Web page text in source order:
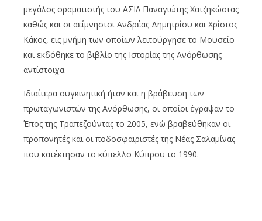
μεγάλος οραματιστής του ΑΣΙΛ Παναγιώτης Χατζηκώστας
καθώς και οι αείμνηστοι Ανδρέας Δημητρίου και Χρίστος
Κάκος, εις μνήμη των οποίων λειτούργησε το Μουσείο
και εκδόθηκε το βιβλίο της Ιστορίας της Ανόρθωσης
αντίστοιχα.
Ιδιαίτερα συγκινητική ήταν και η βράβευση των
πρωταγωνιστών της Ανόρθωσης, οι οποίοι έγραψαν το
Έπος της Τραπεζούντας το 2005, ενώ βραβεύθηκαν οι
προπονητές και οι ποδοσφαιριστές της Νέας Σαλαμίνας
που κατέκτησαν το κύπελλο Κύπρου το 1990.